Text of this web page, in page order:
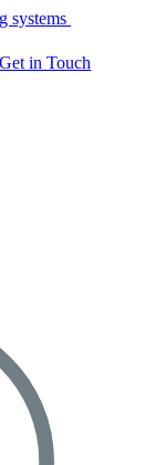
systems
in Touch